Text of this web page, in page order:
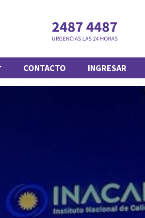
CONTACTO INGRESAR